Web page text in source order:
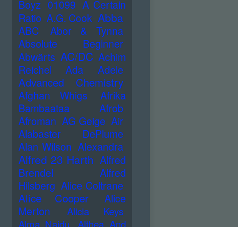
Boyz 01099 A Certain
Ratio A.G. Cook Abba
ABC
Abor & Tynna
Absolute Beginner
Abwärts AC/DC Achim
Reichel
Ada Adele
Advanced Chemistry
Afghan Whigs
Afrika
Bambaataa
Afrob
Afroman AG Geige Air
Alabaster DePlume
Alan Wilson Alexandra
Alfred 23 Harth Alfred
Brendel
Alfred
Hilsberg Alice Coltrane
Alice Cooper
Alice
Merton
Alicia Keys
Alma Naidu
Althea And